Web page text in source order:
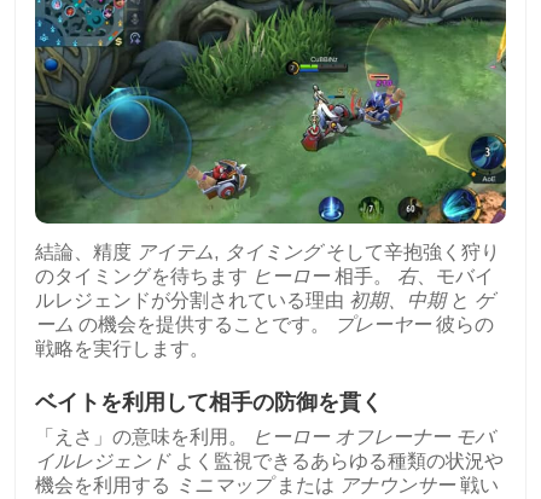
結論、精度 アイテム, タイミングそして辛抱強く狩り
のタイミングを待ちます ヒーロー相手。 右、モバイ
ルレジェンドが分割されている理由 初期、中期 と ゲ
ーム の機会を提供することです。 プレーヤー彼らの
戦略を実行します。
ベイトを利用して相手の防御を貫く
「えさ」の意味を利用。 ヒーローオフレーナーモバ
イルレジェンド よく監視できるあらゆる種類の状況や
機会を利用する ミニマップまたは アナウンサー戦い